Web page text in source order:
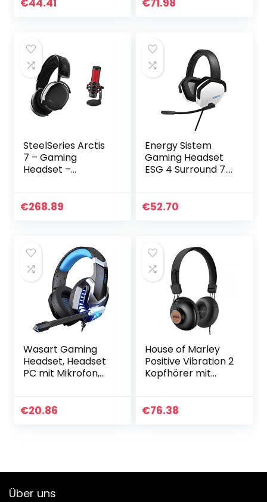
€44.41
auf…
€71.98
SteelSeries Arctis
7 – Gaming
Headset –
Headphone:X v2.0
€268.89
Energy Sistem
Gaming Headset
ESG 4 Surround 7.1
7.1 Surround-
€52.70
Wasart Gaming
Headset, Headset
PC mit Mikrofon,
One, Switch,
€20.86
House of Marley
Positive Vibration 2
Kopfhörer mit
Amazon Vine (EM-
€76.38
Über uns